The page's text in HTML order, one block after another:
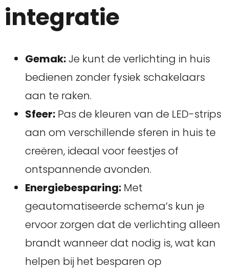
integratie
Gemak:Je kunt de verlichting in huis
bedienen zonder fysiek schakelaars
aan te raken.
Sfeer:Pas de kleuren van de LED-strips
aan om verschillende sferen in huis te
creëren, ideaal voor feestjes of
ontspannende avonden.
Energiebesparing:Met
geautomatiseerde schema’s kun je
ervoor zorgen dat de verlichting alleen
brandt wanneer dat nodig is, wat kan
helpen bij het besparen op